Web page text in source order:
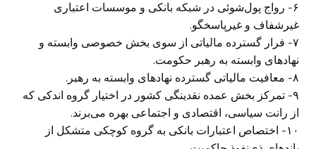
۶- رواج پول‌شوئی در شبکه بانکی و موسسات اعتباری
غیرشفاف و غیرپاسخگو.
۷- فرار گسترده مالیاتی از سوی بخش خصوصی وابسته و
نهادهای وابسته به رهبر حکومت.
۸- معافیت مالیاتی گسترده نهادهای وابسته به رهبر.
۹- تمرکز بخش عمده نقدینگی کشور در اختیار گروه اندکی که
از رانت سیاسی، اقتصادی و اجتماعی بهره می‌برند.
۱۰- اختصاص اعتبارات بانکی به گروه کوچکی متشکل از